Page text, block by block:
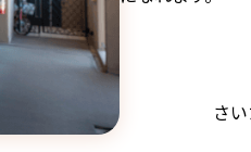
さ